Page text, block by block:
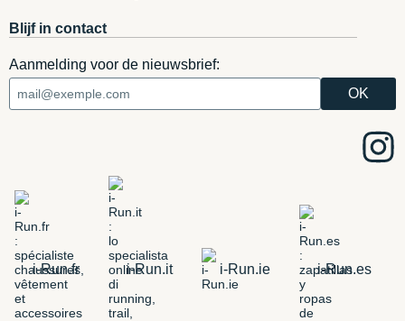
Blijf in contact
Aanmelding voor de nieuwsbrief:
i-Run.fr i-Run.it i-Run.ie i-Run.es